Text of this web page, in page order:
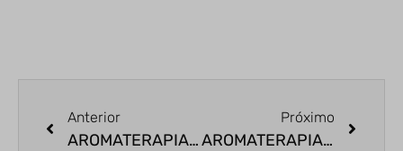
Anterior
AROMATERAPIA DICAS PARA PRESENTES
Próximo
AROMATERAPIA COM ÓLEOS VEGETAIS